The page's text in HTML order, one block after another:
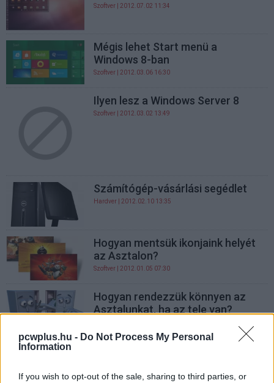
pcwplus.hu - Do Not Process My Personal
Information
If you wish to opt-out of the sale, sharing to third parties, or
Szoftver | 2012.07.02 11:34
Mégis lehet Start menü a
Windows 8-ban
Szoftver | 2012.03.06 16:30
Ilyen lesz a Windows Server 8
Szoftver | 2012.03.02 13:49
Számítógép-vásárlási segédlet
Hardver | 2012.02.10 13:35
Hogyan mentsük ikonjaink helyét
az Asztalon?
Szoftver | 2012.01.05 07:30
Hogyan rendezzük könnyen az
Asztalunkat, ha az tele van?
Hardver| 2011.11.28 13:25